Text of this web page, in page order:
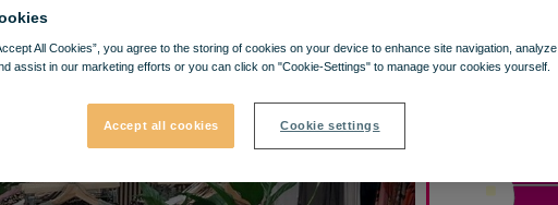
All Cookies”, you agree to the storing of cookies on your device to enhance site navigation, analyze
assist in our marketing efforts or you can click on "Cookie-Settings" to manage your cookies yourself.
Accept all cookies Cookie settings